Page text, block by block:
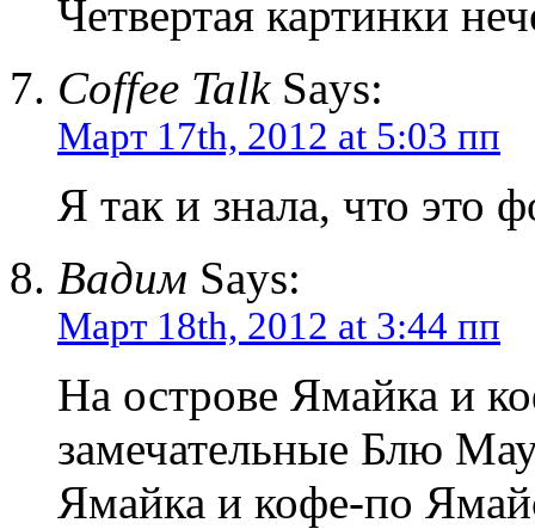
Четвертая картинки
Coffee TalkSays:
Март 17th, 2012 at 5:03 пп
Я так и знала, что это
Вадим Says:
Март 18th, 2012 at 3:44 пп
На острове Ямайка и
замечательные Блю
Ямайка и кофе-по